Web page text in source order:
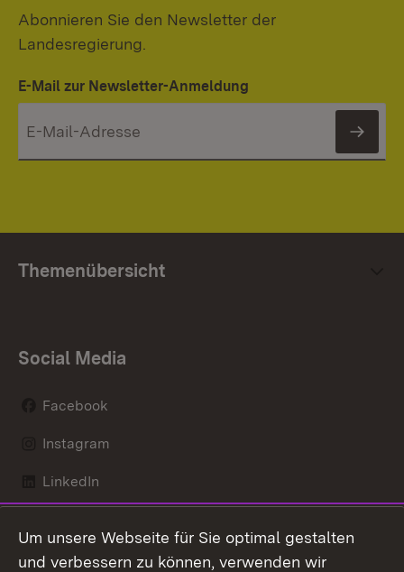
Abonnieren Sie den Newsletter der
Landesregierung.
E-Mail zur Newsletter-Anmeldung
Themenübersicht
Social Media
Facebook
Instagram
LinkedIn
X / Twitter
Um unsere Webseite für Sie optimal gestalten
und verbessern zu können, verwenden wir